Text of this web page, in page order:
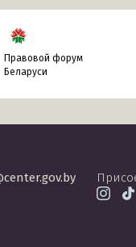
Правовой форум
Беларуси